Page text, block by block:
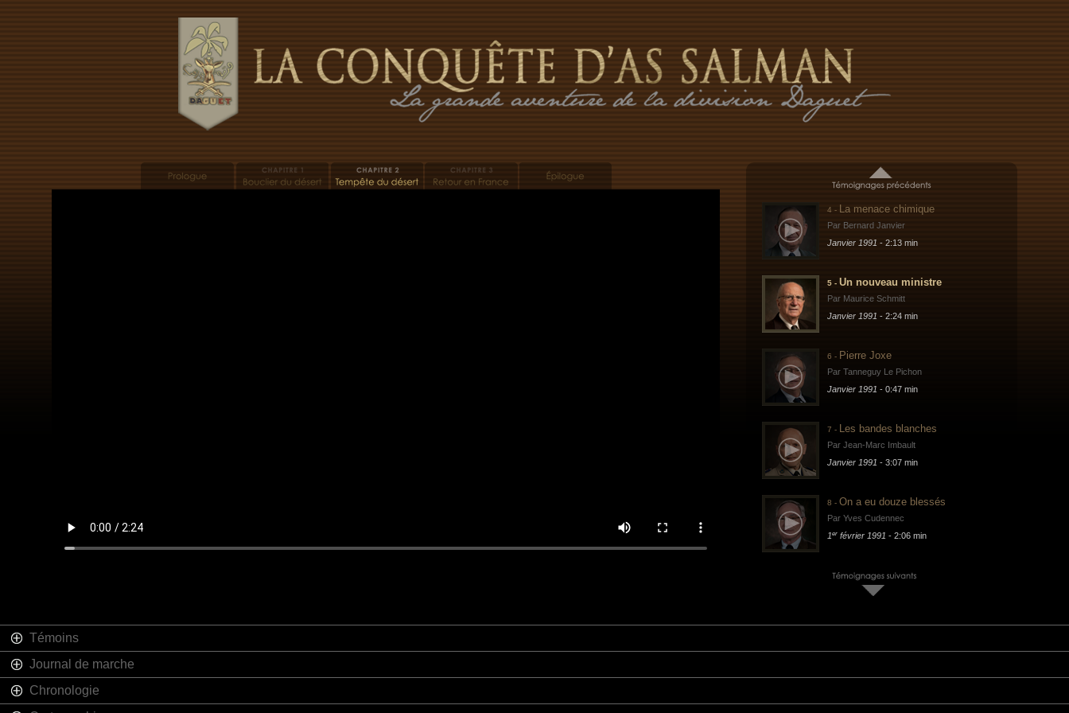
2 -Une image décalée
Par Pierre Bayle
Janvier 1991- 5:16 min
Janvier 1991- 4:07 min
4 - La menace chimique
Par Bernard Janvier
Janvier 1991 - 2:13 min
5 - Un nouveau ministre
Par Maurice Schmitt
Janvier 1991 - 2:24 min
6 - Pierre Joxe
Par Tanneguy Le Pichon
Janvier 1991 - 0:47 min
7 - Les bandes blanches
Par Jean-Marc Imbault
Janvier 1991 - 3:07 min
8 - On a eu douze blessés
Par Yves Cudennec
1erfévrier 1991 - 2:06 min
9 -Le général Mouscardès
Par Maurice Schmitt
Évacuation sanitaire
Témoins
Journal de marche
Chronologie